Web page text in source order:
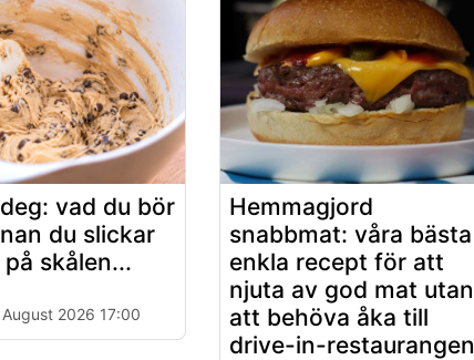
vad du bör
du slickar
skålen...
2026 17:00
Hemmagjord
snabbmat: våra bästa
enkla recept för att
njuta av god mat utan
att behöva åka till
drive-in-restaurangen